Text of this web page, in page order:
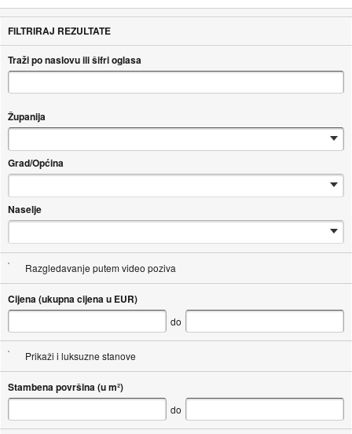
FILTRIRAJ REZULTATE
Traži po naslovu ili šifri oglasa
Županija
Grad/Općina
Naselje
Razgledavanje putem video poziva
Cijena (ukupna cijena u EUR)
do
Prikaži i luksuzne stanove
Stambena površina (u m²)
do